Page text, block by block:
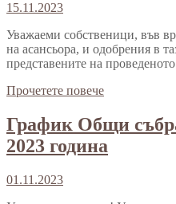
15.11.2023
Уважаеми собственици, във
на асансьора, и одобрения в
представените на
Прочетете повече
График Общи
2023 година
01.11.2023